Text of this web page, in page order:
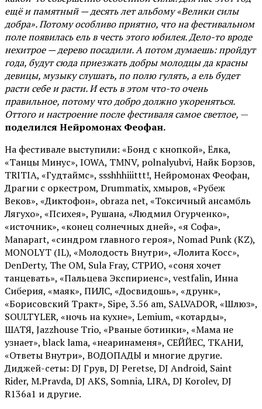
ещё и памятный — десять лет альбому «Велики силы
добра». Потому особливо приятно, что на фестивальном
поле появилась ель в честь этого юбилея. Дело-то вроде
нехитрое — дерево посадили. А потом думаешь: пройдут
года, будут сюда приезжать добры молодцы да красны
девицы, музыку слушать, по полю гулять, а ель будет
расти себе и расти. И есть в этом что-то очень
правильное, потому что добро должно укореняться.
Оттого и настроение после фестиваля самое светлое, —
поделился Нейромонах Феофан.
На фестивале выступили: «Бонд с кнопкой», Ёлка,
«Танцы Минус», IOWA, TMNV, polnalyubvi, Найк Борзов,
TRITIA, «Гудтаймс», ssshhhiiittt!, Нейромонах Феофан,
Драгни с оркестром, Drummatix, хмыров, «Рубеж
Веков», «Диктофон», obraza net, «Токсичный ансамбль
Лягухо», «Психея», Рушана, «Людмил Огурченко»,
«источник», «конец солнечных дней», «я Софа»,
Manapart, «синдром главного героя», Nomad Punk (KZ),
MONOLYT (IL), «Молодость Внутри», «Лолита Косс»,
DenDerty, The OM, Sula Fray, СТРИО, «соня хочет
танцевать», «Пальцева Экспириенс», vestfalin, Инна
Сиберия, «маяк», ПИЛС, «Досвидошь», «друнк»,
«Борисовский Тракт», Sipe, 3.56 am, SALVADOR, «Шлюз»,
SOULTYLER, «ночь на кухне», Lemium, «котарды»,
ШАТЯ, Jazzhouse Trio, «Рваные ботинки», «Мама не
узнает», black lama, «неаринаменя», СЕЙЙЕС, ТКАНИ,
«Ответы Внутри», ВОДОПАДЫ и многие другие.
Диджей-сеты: DJ Грув, DJ Peretse, DJ Android, Saint
Rider, М.Pravda, DJ AKS, Somnia, LIRA, DJ Korolev, DJ
R136a1 и другие.